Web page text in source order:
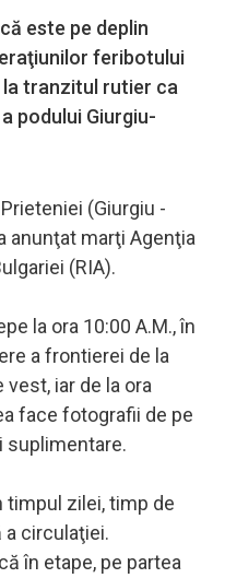
este pe deplin
feribotului
la tranzitul rutier ca
podului Giurgiu-
(Giurgiu -
anunţat marţi Agenţia
(RIA).
la ora 10:00 A.M., în
a frontierei de la
iar de la ora
face fotografii de pe
suplimentare.
timpul zilei, timp de
a circulaţiei.
în etape, pe partea